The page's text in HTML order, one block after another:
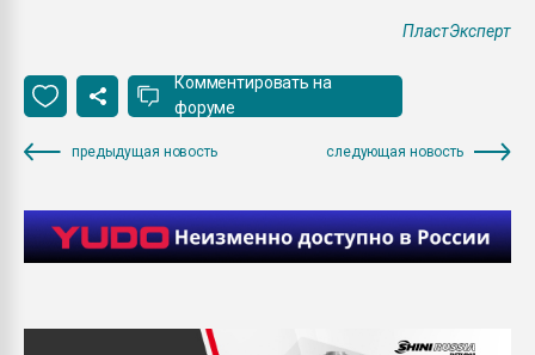
ПластЭксперт
Комментировать на
форуме
предыдущая новость следующая новость